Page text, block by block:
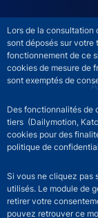
Lors de la consultation
sont déposés sur votre
fonctionnement de ce
cookies de mesure de
sont exemptés de
Des fonctionnalités de
tiers (Dailymotion,
cookies pour des
politique de
Si vous ne cliquez pas
utilisés. Le module de
retirer votre
pouvez retrouver ce
ACPR footer